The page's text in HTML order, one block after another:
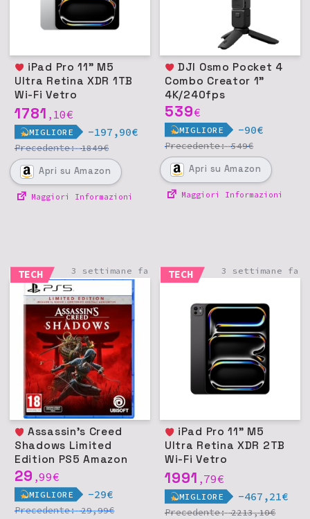
Ultra Retina XDR 1TB
Wi-Fi Vetro
nanotexture - Argento
1781 , 10€
MIGLIORE -197,90€
Precedente:1849€
Apri su Amazon
Maggiori Informazioni
DJI Osmo Pocket 4
Combo Creator 1"
4K/240fps
539€
MIGLIORE -90€
Precedente:549€
Apri su Amazon
Maggiori Informazioni
TECH 3 settimane fa
Assassin's Creed
Shadows Limited
Edition PS5 Amazon
29 ,99€
MIGLIORE -29€
Precedente:29,99€
TECH 3 settimane fa
Ultra Retina XDR 2TB
Wi-Fi Vetro
nanotexture - Nero
siderale
1991 ,79€
MIGLIORE -467,21€
Precedente:2213,10€